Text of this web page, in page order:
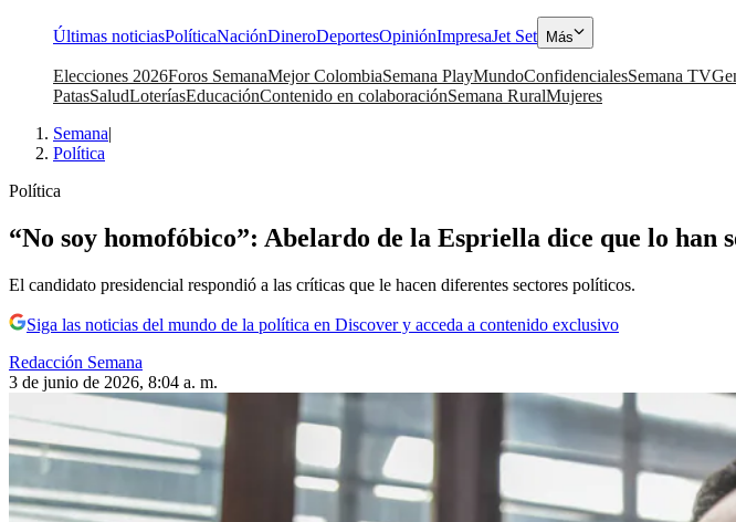
Últimas noticiasPolíticaNaciónDineroDeportesOpiniónImpresaJet Set Más
Elecciones 2026Foros SemanaMejor ColombiaSemana PlayMundoConfidencialesSemana TV
PatasSaludLoteríasEducaciónContenido en colaboraciónSemana RuralMujeres
Semana|
Política
Política
“No soy homofóbico”: Abelardo de la Espriella dice que lo han
El candidato presidencial respondió a las críticas que le hacen diferentes sectores políticos.
Siga las noticias del mundo de la política en Discover y acceda a contenido exclusivo
Redacción Semana
3 de junio de 2026, 8:04 a. m.